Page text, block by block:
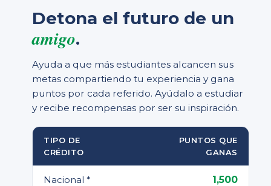
Detona el futuro de un
amigo.
Ayuda a que más estudiantes alcancen sus
metas compartiendo tu experiencia y gana
puntos por cada referido. Ayúdalo a estudiar
y recibe recompensas por ser su inspiración.
TIPO DE
CRÉDITO
PUNTOS QUE
GANAS
Nacional * 1,500